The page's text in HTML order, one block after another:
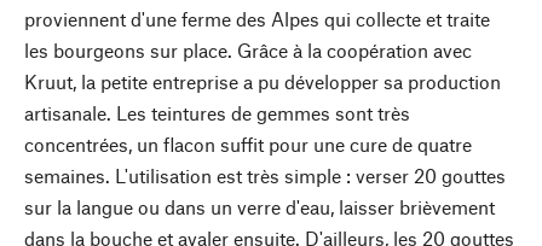
proviennent d'une ferme des Alpes qui collecte et traite
les bourgeons sur place. Grâce à la coopération avec
Kruut, la petite entreprise a pu développer sa production
artisanale. Les teintures de gemmes sont très
concentrées, un flacon suffit pour une cure de quatre
semaines. L'utilisation est très simple : verser 20 gouttes
sur la langue ou dans un verre d'eau, laisser brièvement
dans la bouche et avaler ensuite. D'ailleurs, les 20 gouttes